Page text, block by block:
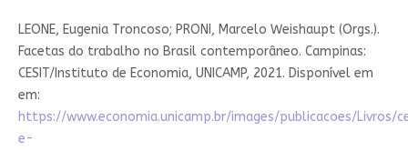
LEONE, Eugenia Troncoso; PRONI, Marcelo Weishaupt (Orgs.).
Facetas do trabalho no Brasil contemporâneo. Campinas:
CESIT/Instituto de Economia, UNICAMP, 2021. Disponível em
em:
https://www.economia.unicamp.br/images/publicacoes/Livros/
e-